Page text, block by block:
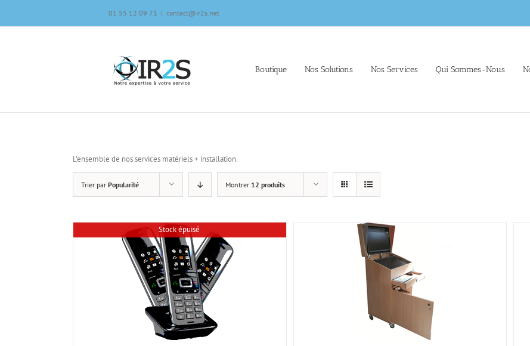
content
01 55 12 09 71 | contact@ir2s.net
Boutique Nos Solutions Nos Services Qui Sommes-Nous
L’ensemble de nos services matériels + installation.
Trier par Popularité Montrer 12 produits
Stock épuisé